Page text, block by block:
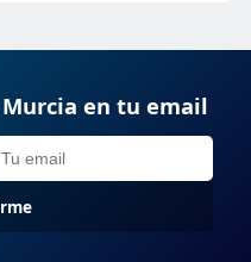
en tu email